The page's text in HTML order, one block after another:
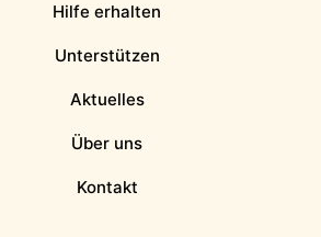
Hilfe erhalten
Unterstützen
Aktuelles
Über uns
Kontakt